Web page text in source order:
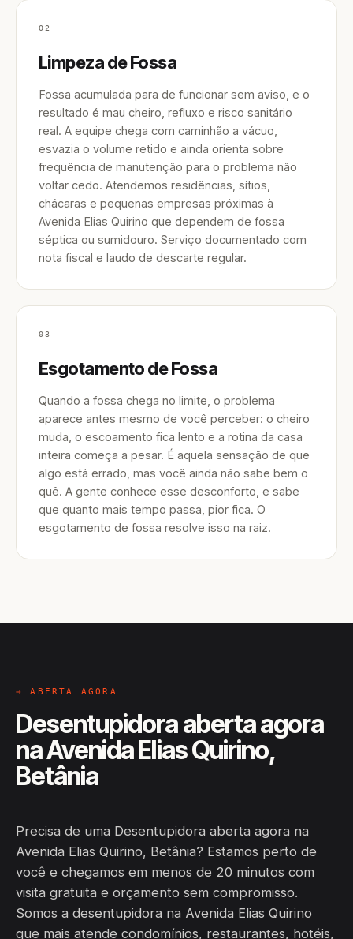
02
Limpeza de Fossa
Fossa acumulada para de funcionar sem aviso, e o
resultado é mau cheiro, refluxo e risco sanitário
real. A equipe chega com caminhão a vácuo,
esvazia o volume retido e ainda orienta sobre
frequência de manutenção para o problema não
voltar cedo. Atendemos residências, sítios,
chácaras e pequenas empresas próximas à
Avenida Elias Quirino que dependem de fossa
séptica ou sumidouro. Serviço documentado com
nota fiscal e laudo de descarte regular.
03
Esgotamento de Fossa
Quando a fossa chega no limite, o problema
aparece antes mesmo de você perceber: o cheiro
muda, o escoamento fica lento e a rotina da casa
inteira começa a pesar. É aquela sensação de que
algo está errado, mas você ainda não sabe bem o
quê. A gente conhece esse desconforto, e sabe
que quanto mais tempo passa, pior fica. O
esgotamento de fossa resolve isso na raiz.
→ ABERTA AGORA
Desentupidora aberta agora
na Avenida Elias Quirino,
Betânia
Precisa de uma Desentupidora aberta agora na
Avenida Elias Quirino, Betânia? Estamos perto de
você e chegamos em menos de 20 minutos com
visita gratuita e orçamento sem compromisso.
Somos a desentupidora na Avenida Elias Quirino
que mais atende condomínios, restaurantes, hotéis,